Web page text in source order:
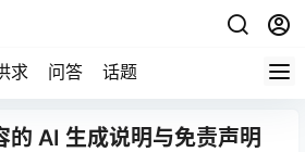
求 问答 话题
的 AI 生成说明与免责声明